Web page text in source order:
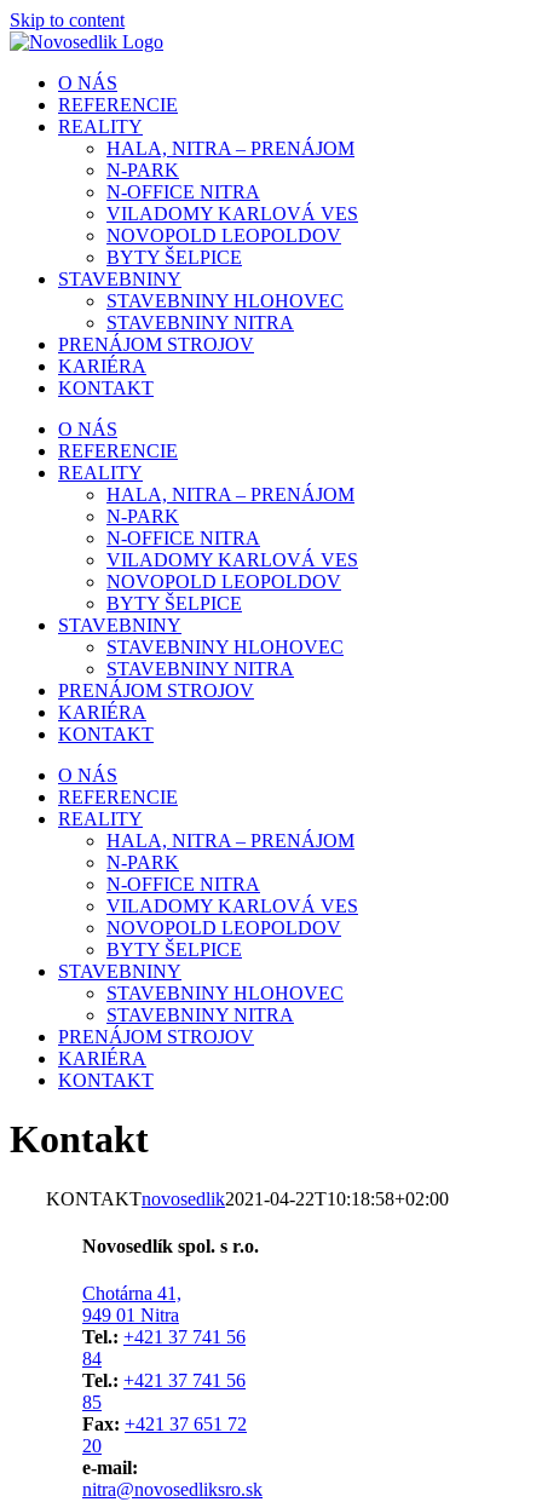
Skip to content
O NÁS
REFERENCIE
REALITY
HALA, NITRA – PRENÁJOM
N-PARK
N-OFFICE NITRA
VILADOMY KARLOVÁ VES
NOVOPOLD LEOPOLDOV
BYTY ŠELPICE
STAVEBNINY
STAVEBNINY HLOHOVEC
STAVEBNINY NITRA
PRENÁJOM STROJOV
KARIÉRA
KONTAKT
O NÁS
REFERENCIE
REALITY
HALA, NITRA – PRENÁJOM
N-PARK
N-OFFICE NITRA
VILADOMY KARLOVÁ VES
NOVOPOLD LEOPOLDOV
BYTY ŠELPICE
STAVEBNINY
STAVEBNINY HLOHOVEC
STAVEBNINY NITRA
PRENÁJOM STROJOV
KARIÉRA
KONTAKT
O NÁS
REFERENCIE
REALITY
HALA, NITRA – PRENÁJOM
N-PARK
N-OFFICE NITRA
VILADOMY KARLOVÁ VES
NOVOPOLD LEOPOLDOV
BYTY ŠELPICE
STAVEBNINY
STAVEBNINY HLOHOVEC
STAVEBNINY NITRA
PRENÁJOM STROJOV
KARIÉRA
KONTAKT
Kontakt
KONTAKTnovosedlik2021-04-22T10:18:58+02:00
Novosedlík spol. s r.o.
Chotárna 41,
949 01 Nitra
Tel.: +421 37 741 56
84
Tel.: +421 37 741 56
85
Fax: +421 37 651 72
20
e-mail:
nitra@novosedliksro.sk